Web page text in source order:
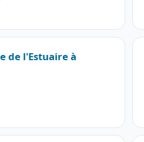
de l'Estuaire à